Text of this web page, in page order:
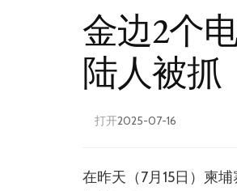
金边2个
陆人被抓
打开2025-07-16
在昨天（7月15日）柬